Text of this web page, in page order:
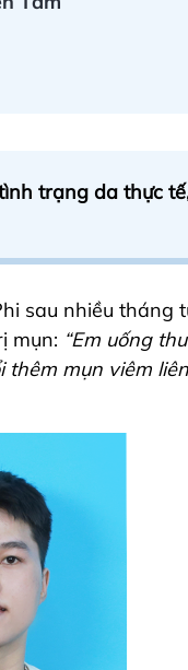
trạng da thực
sau nhiều tháng
mụn: “Em uống
thêm mụn viêm liên